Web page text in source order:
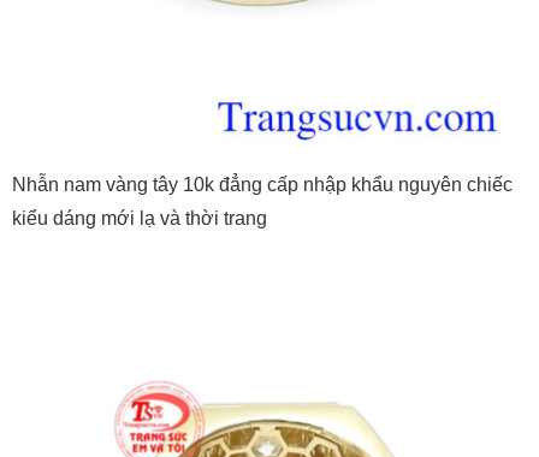
Nhẫn nam vàng tây 10k đẳng cấp nhập khẩu nguyên chiếc
kiểu dáng mới lạ và thời trang